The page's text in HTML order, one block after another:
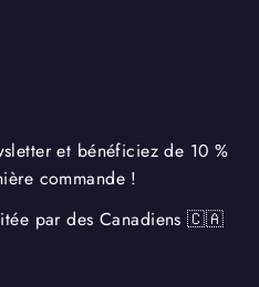
et bénéficiez de 10 %
commande !
par des Canadiens 🇨🇦